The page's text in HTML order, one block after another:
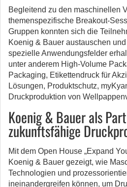
Begleitend zu den maschinellen
themenspezifische Breakout-
Gruppen konnten sich die
Koenig & Bauer austauschen
spezielle Anwendungsfelder
unter anderem High-Volume
Packaging, Etikettendruck für
Lösungen, Produktschutz,
Druckproduktion von
Koenig & Bauer als
zukunftsfähige
Mit dem Open House „Expand
Koenig & Bauer gezeigt, wie
Technologien und
ineinandergreifen können, um